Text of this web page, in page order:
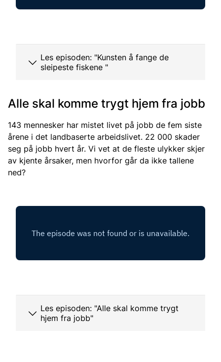
Les episoden: "Kunsten å fange de
sleipeste fiskene "
Alle skal komme trygt hjem fra jobb
143 mennesker har mistet livet på jobb de fem siste
årene i det landbaserte arbeidslivet. 22 000 skader
seg på jobb hvert år. Vi vet at de fleste ulykker skjer
av kjente årsaker, men hvorfor går da ikke tallene
ned?
Les episoden: "Alle skal komme trygt
hjem fra jobb"